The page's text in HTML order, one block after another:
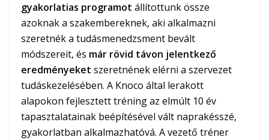
gyakorlatias programot állítottunk össze
azoknak a szakembereknek, aki alkalmazni
szeretnék a tudásmenedzsment bevált
módszereit, és már rövid távon jelentkező
eredményeket szeretnének elérni a szervezet
tudáskezelésében. A Knoco által lerakott
alapokon fejlesztett tréning az elmúlt 10 év
tapasztalatainak beépítésével vált naprakésszé,
gyakorlatban alkalmazhatóvá. A vezető tréner